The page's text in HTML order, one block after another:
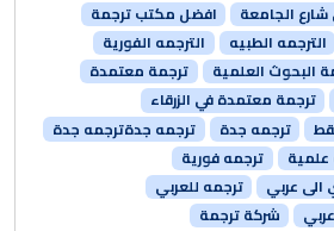
الجامعة
افضل مكتب ترجمة
الترجمه الطبيه
الترجمه الفورية
البحوث العلمية
ترجمة معتمدة
ترجمة معتمدة في الزرقاء
ترجمه جدة
ترجمه جدةترجمه جدة
ترجمه فورية
الى عربي
ترجمه للعربي
شركة ترجمة